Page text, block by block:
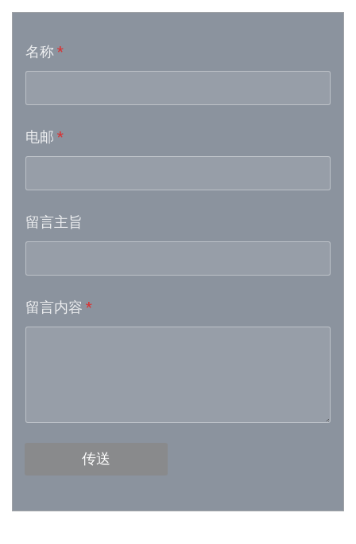
Week 23│2026-6-5
Week 21│2026-5-23
Week 18│2026-5-2
Week 16│2026-4-18
Week 13│2026-3-28
名称 *
电邮 *
留言主旨
留言内容 *
传送